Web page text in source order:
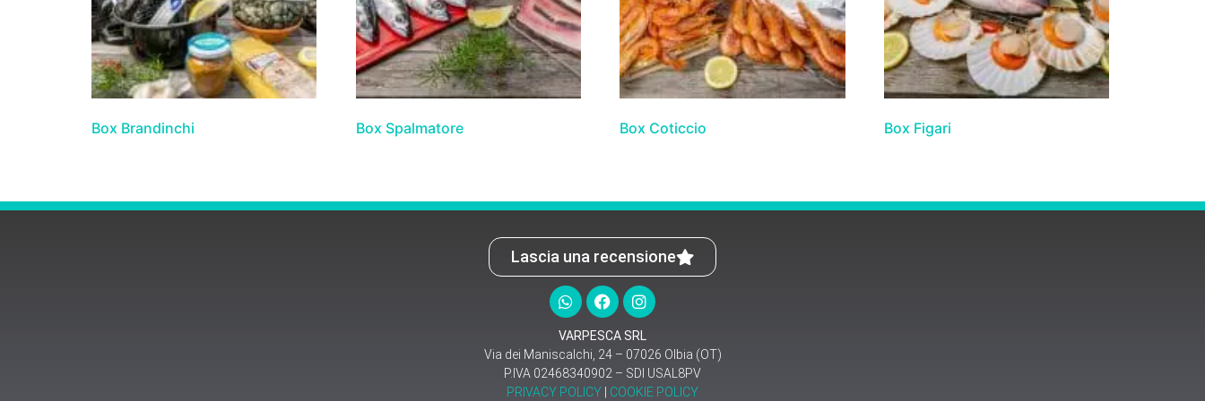
Box Brandinchi Box Spalmatore Box Coticcio Box Figari
Lascia una recensione
VARPESCA SRL
Via dei Maniscalchi, 24 – 07026 Olbia (OT)
P.IVA 02468340902 – SDI USAL8PV
PRIVACY POLICY | COOKIE POLICY